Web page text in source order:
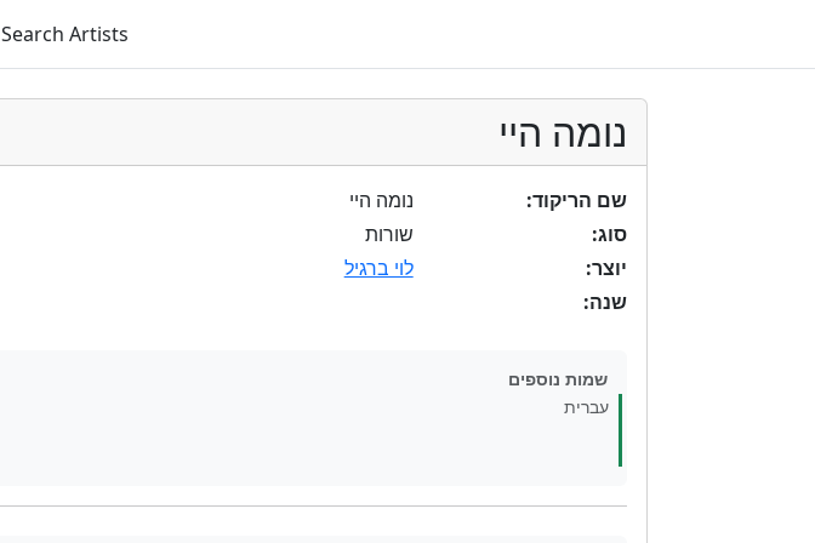
Search Artists
נומה היי
שם הריקוד:
נומה היי
סוג:
שורות
יוצר:
לוי ברגיל
שנה:
שמות נוספים
עברית